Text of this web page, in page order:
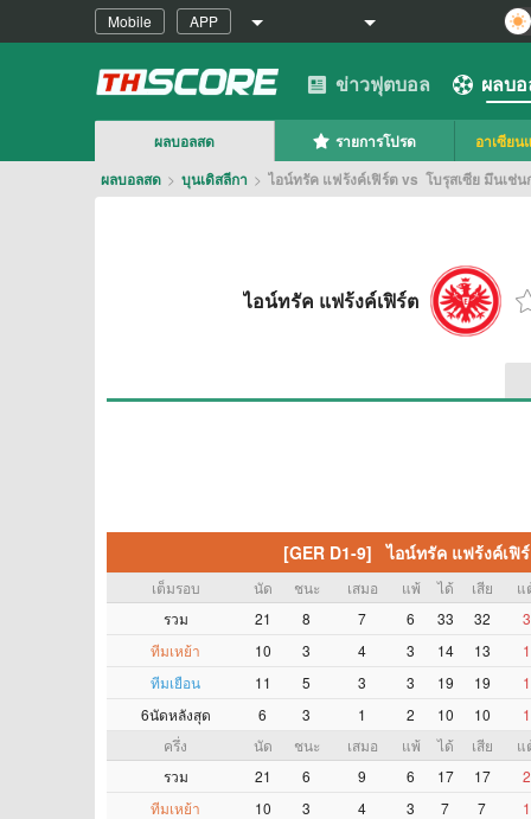
Mobile APP
ข่าวฟุตบอล ผลบ
ผลบอลสด รายการโปรด
อาเซีย
ผลบอลสด > บุนเดิสลีกา > ไอน์ทรัค แฟร้งค์เฟิร์ต vs โบรุสเซีย มึนเช่
ไอน์ทรัค แฟร้งค์เฟิร์ต
[GER D1-9] ไอน์ทรัค แฟร้งค์เฟิ
เต็มรอบ นัด ชนะ เสมอ แพ้ ได้ เสีย
แ
รวม
21 8 7 6 33 32
ทีมเหย้า
10 3 4 3 14 13
ทีมเยือน
11 5 3 3 19 19
6นัดหลังสุด
6 3 1 2 10 10
ครึ่ง
นัด ชนะ เสมอ แพ้ ได้ เสีย
แ
รวม
21 6 9 6 17 17
ทีมเหย้า
10 3 4 3 7 7